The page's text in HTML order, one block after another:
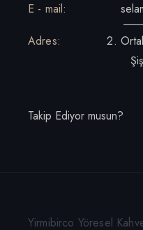
E - mail:
Adres:
2.
Takip Ediyor musun?
Yirmibirco Yöresel